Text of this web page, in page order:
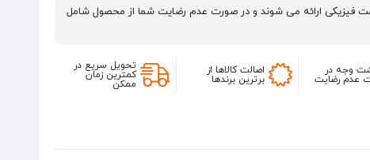
حجم
لیتر
فیزیکی ارائه می شوند و در صورت عدم رضایت شما از محصول شامل
وجه در
عدم رضایت
اصالت کالاها از
برترین برندها
تحویل سریع در
کمترین زمان
ممکن